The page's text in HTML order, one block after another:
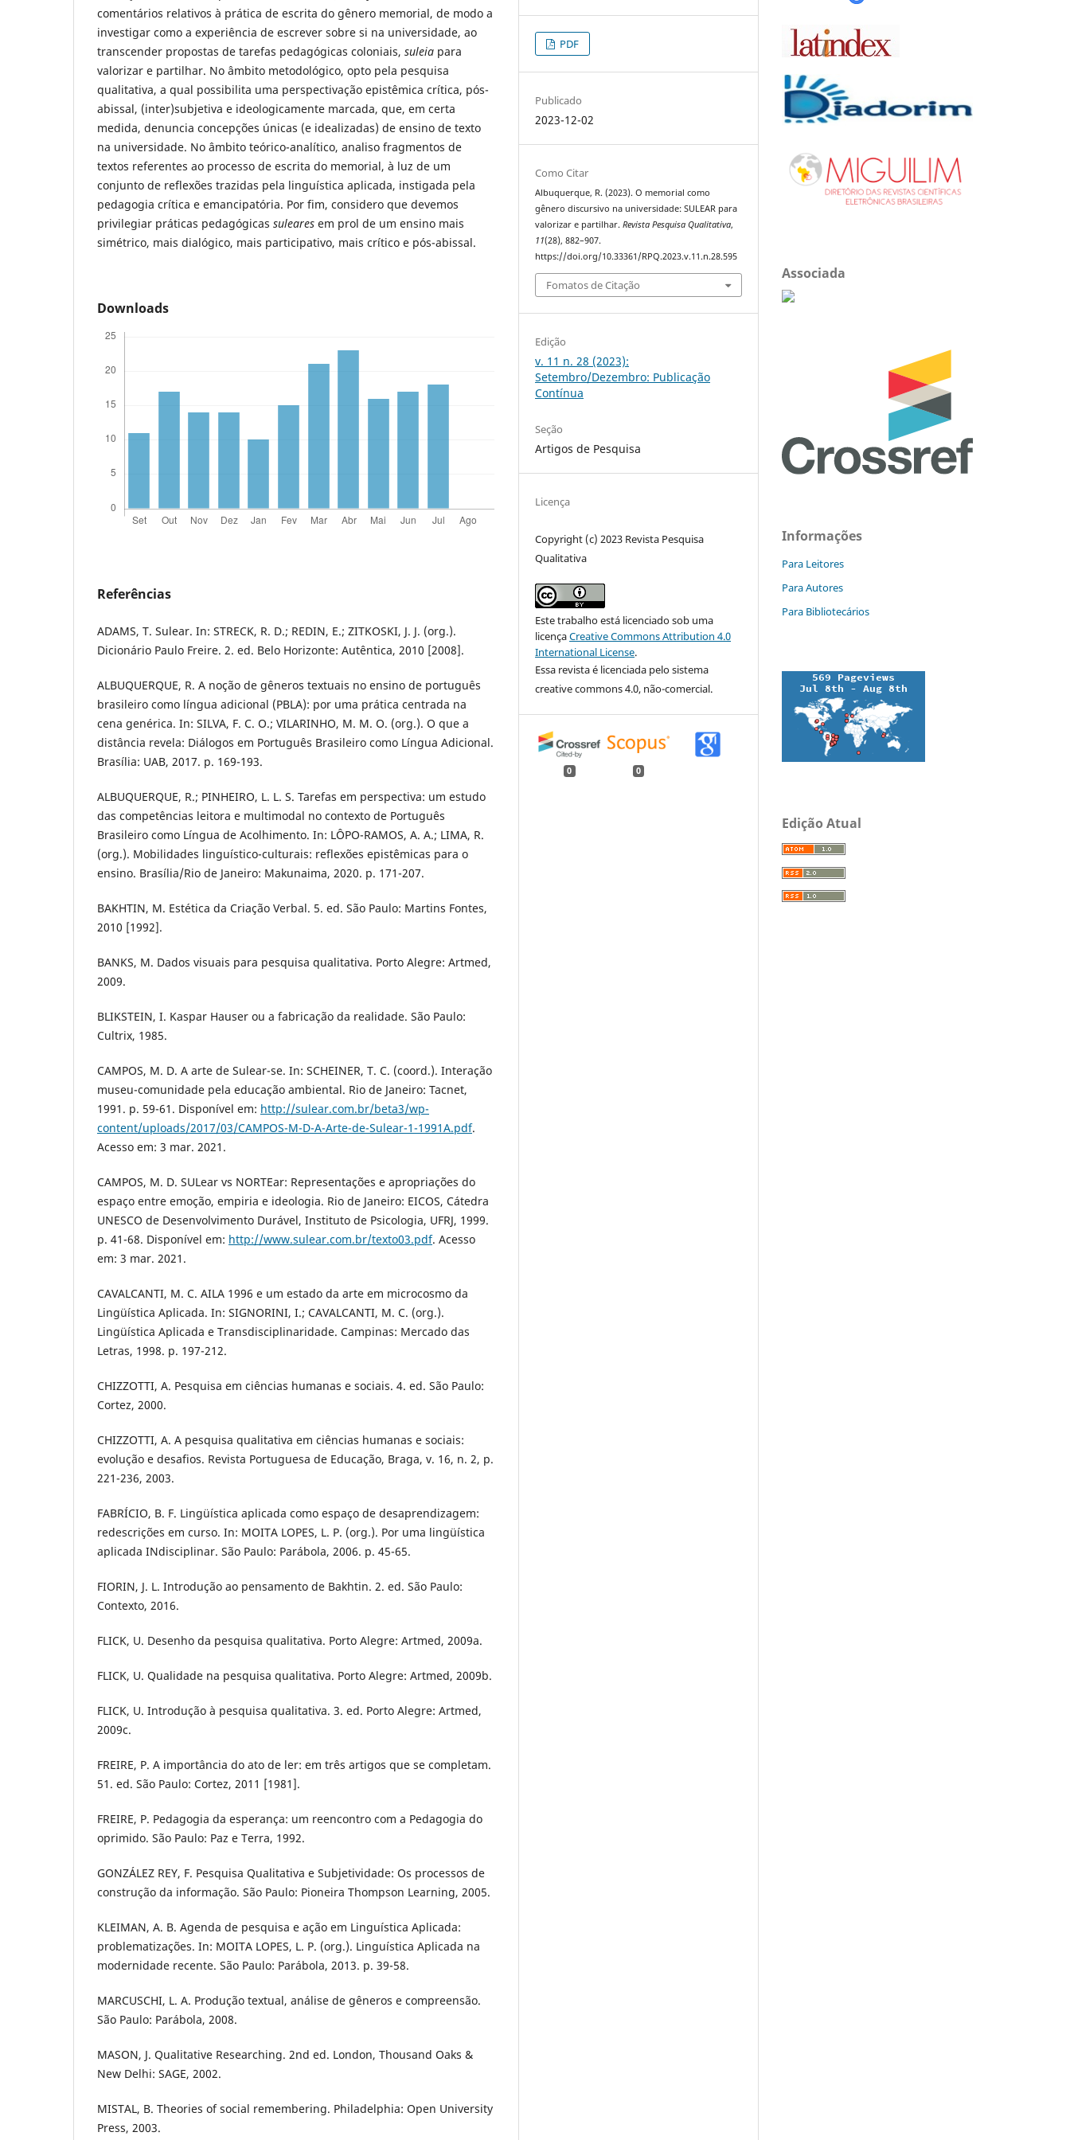
comentários relativos à prática de escrita do gênero memorial, de modo a
investigar como a experiência de escrever sobre si na universidade, ao
transcender propostas de tarefas pedagógicas coloniais, suleia para
valorizar e partilhar. No âmbito metodológico, opto pela pesquisa
qualitativa, a qual possibilita uma perspectivação epistêmica crítica, pós-
abissal, (inter)subjetiva e ideologicamente marcada, que, em certa
medida, denuncia concepções únicas (e idealizadas) de ensino de texto
na universidade. No âmbito teórico-analítico, analiso fragmentos de
textos referentes ao processo de escrita do memorial, à luz de um
conjunto de reflexões trazidas pela linguística aplicada, instigada pela
pedagogia crítica e emancipatória. Por fim, considero que devemos
privilegiar práticas pedagógicas suleares em prol de um ensino mais
simétrico, mais dialógico, mais participativo, mais crítico e pós-abissal.
Downloads
Referências
ADAMS, T. Sulear. In: STRECK, R. D.; REDIN, E.; ZITKOSKI, J. J. (org.).
Dicionário Paulo Freire. 2. ed. Belo Horizonte: Autêntica, 2010 [2008].
ALBUQUERQUE, R. A noção de gêneros textuais no ensino de português
brasileiro como língua adicional (PBLA): por uma prática centrada na
cena genérica. In: SILVA, F. C. O.; VILARINHO, M. M. O. (org.). O que a
distância revela: Diálogos em Português Brasileiro como Língua Adicional.
Brasília: UAB, 2017. p. 169-193.
ALBUQUERQUE, R.; PINHEIRO, L. L. S. Tarefas em perspectiva: um estudo
das competências leitora e multimodal no contexto de Português
Brasileiro como Língua de Acolhimento. In: LÔPO-RAMOS, A. A.; LIMA, R.
(org.). Mobilidades linguístico-culturais: reflexões epistêmicas para o
ensino. Brasília/Rio de Janeiro: Makunaima, 2020. p. 171-207.
BAKHTIN, M. Estética da Criação Verbal. 5. ed. São Paulo: Martins Fontes,
2010 [1992].
BANKS, M. Dados visuais para pesquisa qualitativa. Porto Alegre: Artmed,
2009.
BLIKSTEIN, I. Kaspar Hauser ou a fabricação da realidade. São Paulo:
Cultrix, 1985.
CAMPOS, M. D. A arte de Sulear-se. In: SCHEINER, T. C. (coord.). Interação
museu-comunidade pela educação ambiental. Rio de Janeiro: Tacnet,
1991. p. 59-61. Disponível em: http://sulear.com.br/beta3/wp-
content/uploads/2017/03/CAMPOS-M-D-A-Arte-de-Sulear-1-1991A.pdf.
Acesso em: 3 mar. 2021.
CAMPOS, M. D. SULear vs NORTEar: Representações e apropriações do
espaço entre emoção, empiria e ideologia. Rio de Janeiro: EICOS, Cátedra
UNESCO de Desenvolvimento Durável, Instituto de Psicologia, UFRJ, 1999.
p. 41-68. Disponível em: http://www.sulear.com.br/texto03.pdf. Acesso
em: 3 mar. 2021.
CAVALCANTI, M. C. AILA 1996 e um estado da arte em microcosmo da
Lingüística Aplicada. In: SIGNORINI, I.; CAVALCANTI, M. C. (org.).
Lingüística Aplicada e Transdisciplinaridade. Campinas: Mercado das
Letras, 1998. p. 197-212.
CHIZZOTTI, A. Pesquisa em ciências humanas e sociais. 4. ed. São Paulo:
Cortez, 2000.
CHIZZOTTI, A. A pesquisa qualitativa em ciências humanas e sociais:
evolução e desafios. Revista Portuguesa de Educação, Braga, v. 16, n. 2, p.
221-236, 2003.
FABRÍCIO, B. F. Lingüística aplicada como espaço de desaprendizagem:
redescrições em curso. In: MOITA LOPES, L. P. (org.). Por uma lingüística
aplicada INdisciplinar. São Paulo: Parábola, 2006. p. 45-65.
FIORIN, J. L. Introdução ao pensamento de Bakhtin. 2. ed. São Paulo:
Contexto, 2016.
FLICK, U. Desenho da pesquisa qualitativa. Porto Alegre: Artmed, 2009a.
FLICK, U. Qualidade na pesquisa qualitativa. Porto Alegre: Artmed, 2009b.
FLICK, U. Introdução à pesquisa qualitativa. 3. ed. Porto Alegre: Artmed,
2009c.
FREIRE, P. A importância do ato de ler: em três artigos que se completam.
51. ed. São Paulo: Cortez, 2011 [1981].
FREIRE, P. Pedagogia da esperança: um reencontro com a Pedagogia do
oprimido. São Paulo: Paz e Terra, 1992.
GONZÁLEZ REY, F. Pesquisa Qualitativa e Subjetividade: Os processos de
construção da informação. São Paulo: Pioneira Thompson Learning, 2005.
KLEIMAN, A. B. Agenda de pesquisa e ação em Linguística Aplicada:
problematizações. In: MOITA LOPES, L. P. (org.). Linguística Aplicada na
modernidade recente. São Paulo: Parábola, 2013. p. 39-58.
MARCUSCHI, L. A. Produção textual, análise de gêneros e compreensão.
São Paulo: Parábola, 2008.
MASON, J. Qualitative Researching. 2nd ed. London, Thousand Oaks &
New Delhi: SAGE, 2002.
MISTAL, B. Theories of social remembering. Philadelphia: Open University
Press, 2003.
PDF
Publicado
2023-12-02
Como Citar
Albuquerque, R. (2023). O memorial como
gênero discursivo na universidade: SULEAR para
valorizar e partilhar.Revista Pesquisa Qualitativa,
11(28), 882–907.
https://doi.org/10.33361/RPQ.2023.v.11.n.28.595
Fomatos de Citação
Edição
v. 11 n. 28 (2023):
Setembro/Dezembro: Publicação
Contínua
Seção
Artigos de Pesquisa
Licença
Copyright (c) 2023 Revista Pesquisa
Qualitativa
Este trabalho está licenciado sob uma
licençaCreative Commons Attribution 4.0
International License.
Essa revista é licenciada pelo sistema
creative commons 4.0, não-comercial.
0 0
Associada
Informações
Para Leitores
Para Autores
Para Bibliotecários
Edição Atual